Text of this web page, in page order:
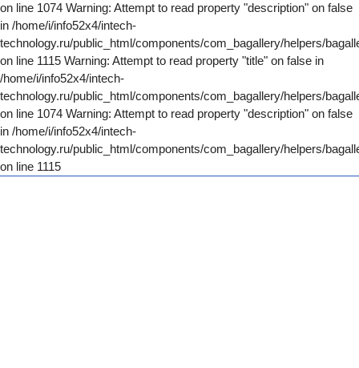
on line 1074 Warning: Attempt to read property "description" on false
in /home/i/info52x4/intech-
technology.ru/public_html/components/com_bagallery/helpers/
on line 1115 Warning: Attempt to read property "title" on false in
/home/i/info52x4/intech-
technology.ru/public_html/components/com_bagallery/helpers/
on line 1074 Warning: Attempt to read property "description" on false
in /home/i/info52x4/intech-
technology.ru/public_html/components/com_bagallery/helpers/
on line 1115